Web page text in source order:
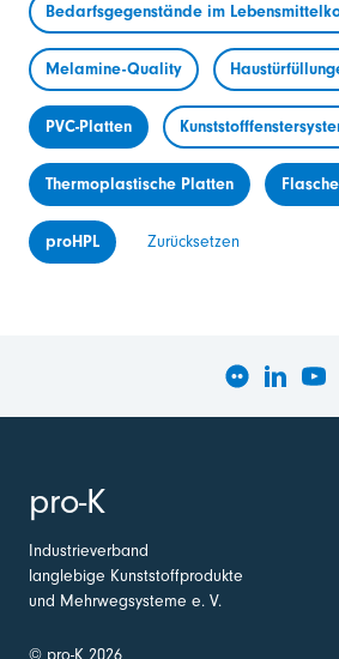
Bedarfsgegenstände im
Melamine-Quality
PVC-Platten
Thermoplastische Platten
proHPL Zurücksetzen
pro-K
Industrieverband
langlebige Kunststoffprodukte
und Mehrwegsysteme e. V.
© pro-K 2026